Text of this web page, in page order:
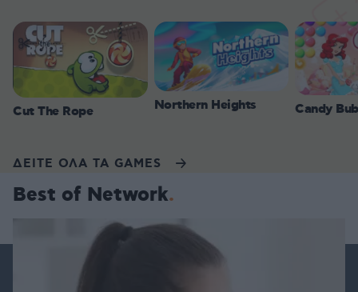
Cut The Rope Northern Heights Candy
ΔΕΙΤΕ ΟΛΑ ΤΑ GAMES
Best of Network